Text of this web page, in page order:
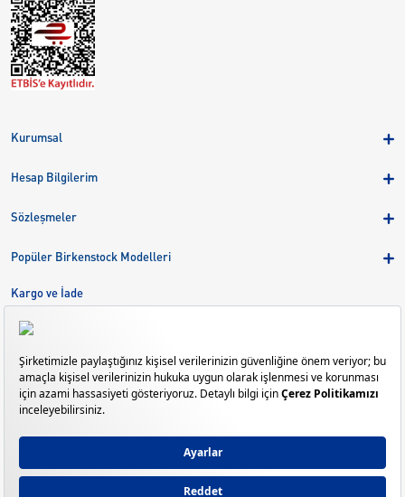
Kurumsal
Birkenstock Group
Kariyer
Hesap Bilgilerim
Sipariş Takibi
Sözleşmeler
Kargo ve İade
Çerez Tercihlerini Yönetin
Popüler Birkenstock Modelleri
Gizeh
Mayari
Madrid
Kargo ve İade
Bize Ulaşın